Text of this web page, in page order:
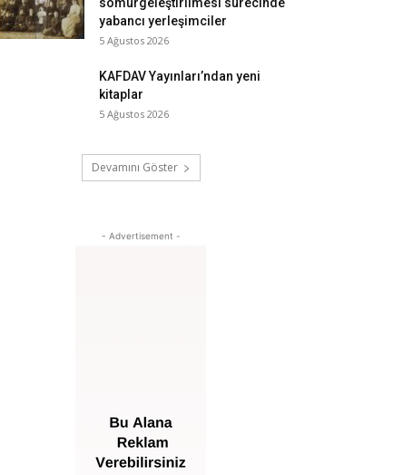
yabancı yerleşimciler
5 Ağustos 2026
KAFDAV Yayınları’ndan yeni
kitaplar
5 Ağustos 2026
Devamını Göster
- Advertisement -